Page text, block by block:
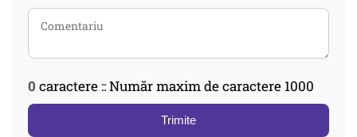
0 caractere :: Număr maxim de caractere 1000
Trimite